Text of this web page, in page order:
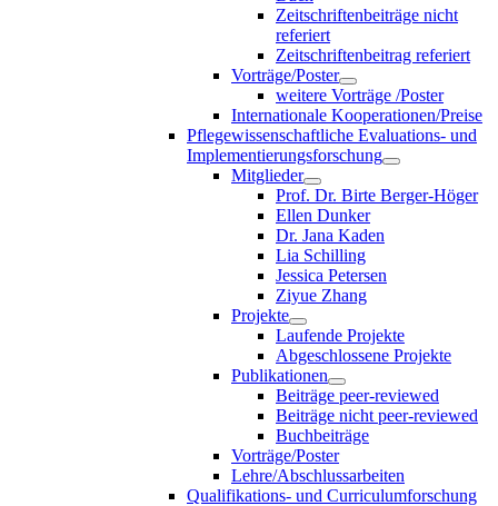
Zeitschriftenbeiträge nicht
referiert
Zeitschriftenbeitrag referiert
Vorträge/Poster
weitere Vorträge /Poster
Internationale Kooperationen/Preise
Pflegewissenschaftliche Evaluations- und
Implementierungsforschung
Mitglieder
Prof. Dr. Birte Berger-Höger
Ellen Dunker
Dr. Jana Kaden
Lia Schilling
Jessica Petersen
Ziyue Zhang
Projekte
Laufende Projekte
Abgeschlossene Projekte
Publikationen
Beiträge peer-reviewed
Beiträge nicht peer-reviewed
Buchbeiträge
Vorträge/Poster
Lehre/Abschlussarbeiten
Qualifikations- und Curriculumforschung